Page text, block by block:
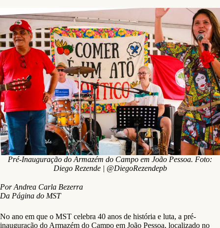
Pré-Inauguração do Armazém do Campo em João Pessoa. Foto:
Diego Rezende | @DiegoRezendepb
Por Andrea Carla Bezerra
Da Página do MST
No ano em que o MST celebra 40 anos de história e luta, a pré-
inauguração do Armazém do Campo em João Pessoa, localizado no